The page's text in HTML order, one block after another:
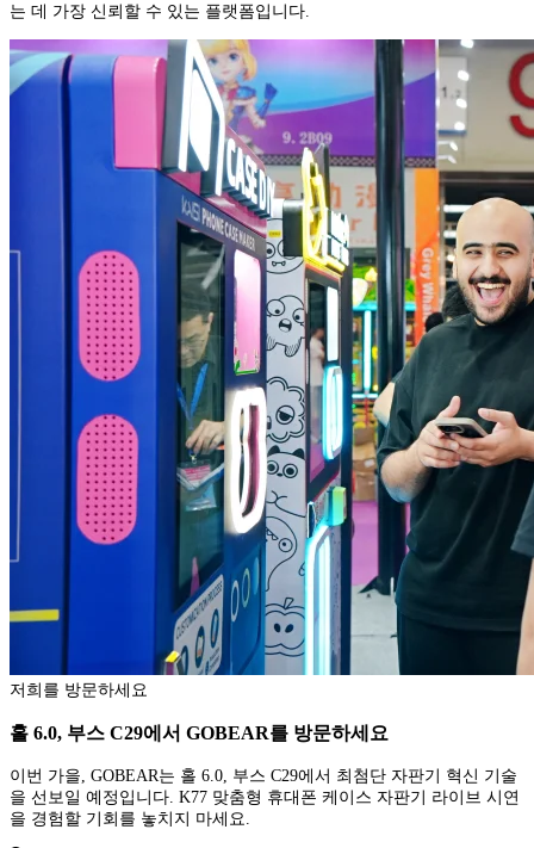
는 데 가장 신뢰할 수 있는 플랫폼입니다.
저희를 방문하세요
홀 6.0, 부스 C29에서 GOBEAR를 방문하세요
이번 가을, GOBEAR는 홀 6.0, 부스 C29에서 최첨단 자판기 혁신 기술
을 선보일 예정입니다. K77 맞춤형 휴대폰 케이스 자판기 라이브 시연
을 경험할 기회를 놓치지 마세요.